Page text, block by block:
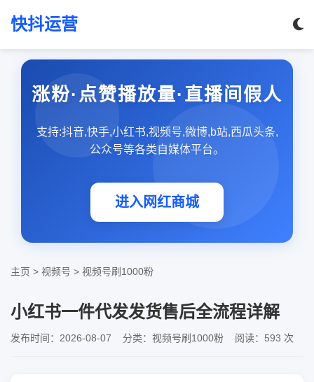
快抖运营
涨粉·点赞播放量·直播间假人
支持:抖音,快手,小红书,视频号,微博,b站,西瓜头条,
公众号等各类自媒体平台。
进入网红商城
主页 > 视频号 > 视频号刷1000粉
小红书一件代发发货售后全流程详解
发布时间：2026-08-07 分类：视频号刷1000粉 阅读：593 次